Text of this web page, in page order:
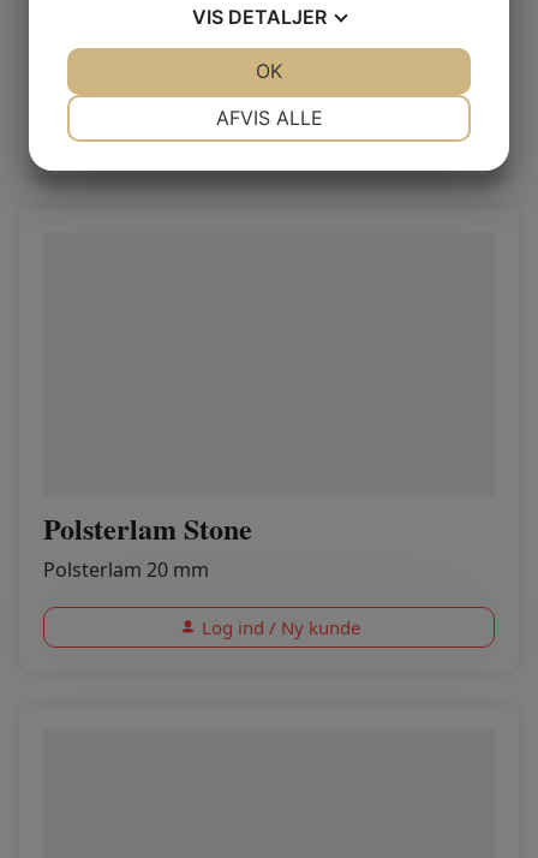
Log ind / Ny kunde
Polsterlam Stone
Polsterlam 20 mm
Log ind / Ny kunde
VIS DETALJER
AFVIS ALLE
OK